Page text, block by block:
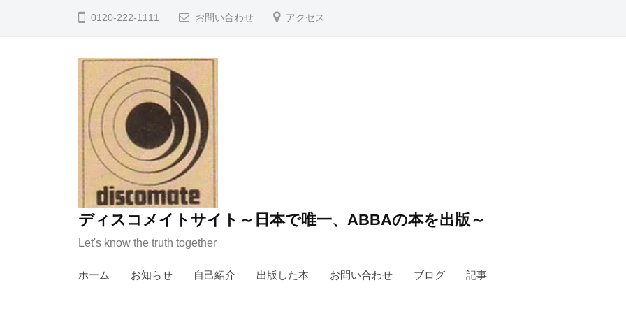
0120-222-1111 お問い合わせ アクセス
ディスコメイトサイト～日本で唯一、ABBAの本を出版～
Let's know the truth together
ホーム お知らせ 自己紹介 出版した本 お問い合わせ ブログ 記事